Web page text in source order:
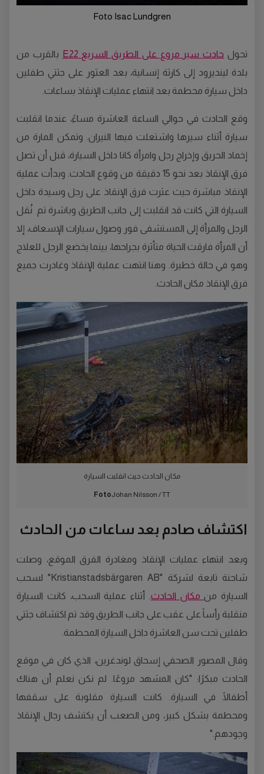
Foto Isac Lundgren
تحول حادث سير مروع على الطريق السريع E22
بالقرب من
بلدة لينديرود إلى كارثة إنسانية، بعد العثور على جثتي طفلين
داخل سيارة محطمة بعد انتهاء عمليات الإنقاذ بساعات.
وقع الحادث في حوالي الساعة العاشرة مساءً، عندما انقلبت
سيارة أثناء سيرها واشتعلت فيها النيران. وتمكن المارة من
إخماد الحريق وإخراج رجل وامرأة كانا داخل السيارة، قبل أن تصل
فرق الإنقاذ بعد نحو 15 دقيقة من وقوع الحادث. وبدأت عملية
الإنقاذ مباشرة حيث عثرت فرق الإنقاذ على رجل وسيدة داخل
السيارة التي كانت قد انقلبت إلى جانب الطريق وباشرة تم نُقل
الرجل والمرأة إلى المستشفى فور وصول سيارات الإسعاف، إلا
أن المرأة فارقت الحياة متأثرة بجراحها، بينما يخضع الرجل للعلاج
وهو في حالة خطيرة. وهنا انتهت عملية الإنقاذ وغادرت جميع
فرق الإنقاذ مكان الحادث.
مكان الحادث حيث انقلبت السيارة
FotoJohan Nilsson / TT
اكتشاف صادم بعد ساعات من الحادث
وبعد انتهاء عمليات الإنقاذ ومغادرة الفرق الموقع، وصلت
شاحنة تابعة لشركة "Kristianstadsbärgaren AB" لسحب
السيارة منمكان الحادث . أثناء عملية السحب، كانت السيارة
منقلبة رأساً على عقب على جانب الطريق وقد تم اكتشاف جثتي
طفلين تحت سن العاشرة داخل السيارة المحطمة.
وقال المصور الصحفي إسحاق لوندغرين، الذي كان في موقع
الحادث مبكرًا: "كان المشهد مروعًا. لم نكن نعلم أن هناك
أطفالًا في السيارة. كانت السيارة مقلوبة على سقفها
ومحطمة بشكل كبير، ومن الصعب أن يكتشف رجال الإنقاذ
وجودهم."